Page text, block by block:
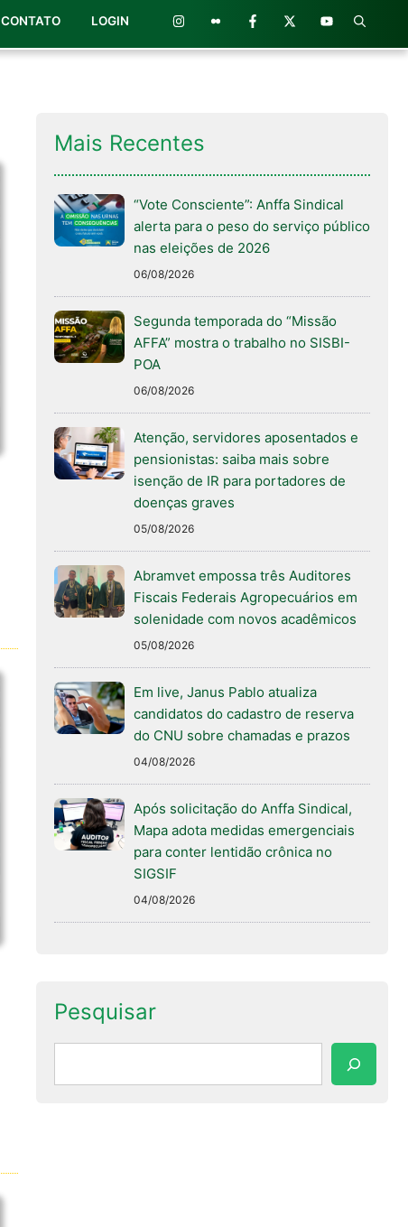
CONTATO LOGIN
Mais Recentes
“Vote Consciente”: Anffa Sindical
alerta para o peso do serviço público
nas eleições de 2026
06/08/2026
Segunda temporada do “Missão
AFFA” mostra o trabalho no SISBI-
POA
06/08/2026
Atenção, servidores aposentados e
pensionistas: saiba mais sobre
isenção de IR para portadores de
doenças graves
05/08/2026
Abramvet empossa três Auditores
Fiscais Federais Agropecuários em
solenidade com novos acadêmicos
05/08/2026
Em live, Janus Pablo atualiza
candidatos do cadastro de reserva
do CNU sobre chamadas e prazos
04/08/2026
Após solicitação do Anffa Sindical,
Mapa adota medidas emergenciais
para conter lentidão crônica no
SIGSIF
04/08/2026
Pesquisar